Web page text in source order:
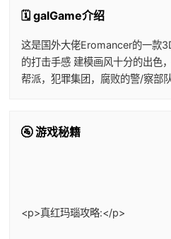
🗓️ galGame介绍
这是国外大佬Eromancer的一款
的打击手感 建模画风十分的出色
帮派，犯罪集团，腐败的警/察部
🚰 游戏秘籍
<p>真红玛瑙攻略:</p>